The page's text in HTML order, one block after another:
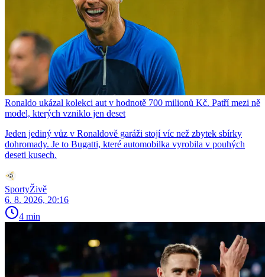
Ronaldo ukázal kolekci aut v hodnotě 700 milionů Kč. Patří mezi ně
model, kterých vzniklo jen deset
Jeden jediný vůz v Ronaldově garáži stojí víc než zbytek sbírky
dohromady. Je to Bugatti, které automobilka vyrobila v pouhých
deseti kusech.
SportyŽivě
6. 8. 2026, 20:16
4 min